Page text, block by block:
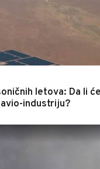
letova: Da li
industriju?